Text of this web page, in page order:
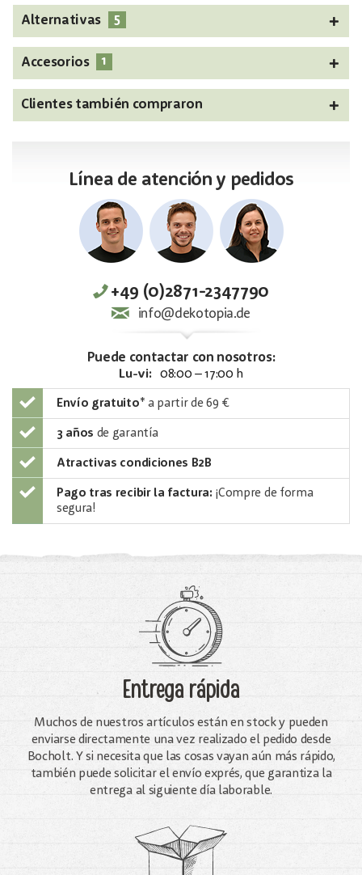
Alternativas 5
Accesorios 1
Clientes también compraron
Línea de atención y pedidos
+49 (0)2871-2347790
info@dekotopia.de
Puede contactar con nosotros:
Lu-vi: 08:00 – 17:00 h
Envío gratuito* a partir de 69 €
3 años de garantía
Atractivas condiciones B2B
Pago tras recibir la factura: ¡Compre de forma
segura!
Entrega rápida
Muchos de nuestros artículos están en stock y pueden
enviarse directamente una vez realizado el pedido desde
Bocholt. Y si necesita que las cosas vayan aún más rápido,
también puede solicitar el envío exprés, que garantiza la
entrega al siguiente día laborable.